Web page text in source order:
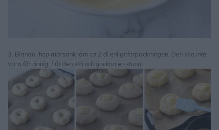
3. Blanda ihop marsankräm ca 2 dl enligt förpackningen. Den ska inte
vara för rinnig. Låt den stå och tjockna en stund.